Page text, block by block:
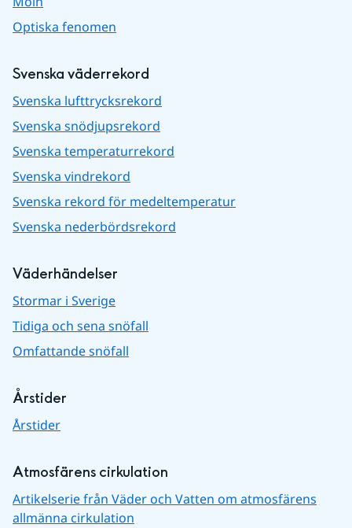
Optiska fenomen
Svenska väderrekord
Svenska lufttrycksrekord
Svenska snödjupsrekord
Svenska temperaturrekord
Svenska vindrekord
Svenska rekord för medeltemperatur
Svenska nederbördsrekord
Väderhändelser
Stormar i Sverige
Tidiga och sena snöfall
Omfattande snöfall
Årstider
Årstider
Atmosfärens cirkulation
Artikelserie från Väder och Vatten om atmosfärens
allmänna cirkulation